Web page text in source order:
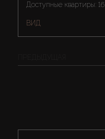
Доступные квартиры: 16
ВИД